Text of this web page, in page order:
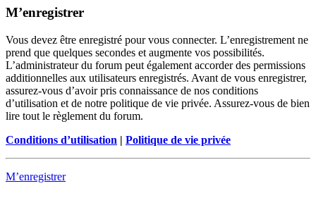
M’enregistrer
Vous devez être enregistré pour vous connecter. L’enregistrement ne
prend que quelques secondes et augmente vos possibilités.
L’administrateur du forum peut également accorder des permissions
additionnelles aux utilisateurs enregistrés. Avant de vous enregistrer,
assurez-vous d’avoir pris connaissance de nos conditions
d’utilisation et de notre politique de vie privée. Assurez-vous de bien
lire tout le règlement du forum.
Conditions d’utilisation | Politique de vie privée
M’enregistrer